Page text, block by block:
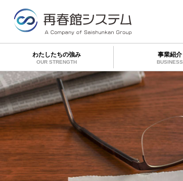
わたしたちの強み
OUR STRENGTH
事業紹介
BUSINESS